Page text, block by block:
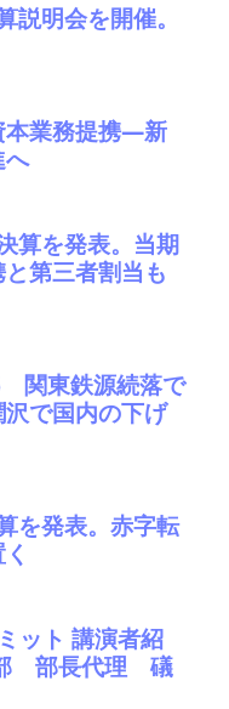
明会を開催。
本業務提携―新
へ
算を発表。当期
第三者割当も
東鉄源続落で
で国内の下げ
を発表。赤字転
ット 講演者紹
部長代理 礒